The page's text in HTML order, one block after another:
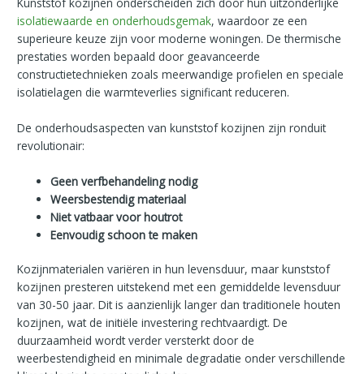
isolatiewaarde en onderhoudsgemak, waardoor ze een
superieure keuze zijn voor moderne woningen. De thermische
prestaties worden bepaald door geavanceerde
constructietechnieken zoals meerwandige profielen en speciale
isolatielagen die warmteverlies significant reduceren.
De onderhoudsaspecten van kunststof kozijnen zijn ronduit
revolutionair:
Geen verfbehandeling nodig
Weersbestendig materiaal
Niet vatbaar voor houtrot
Eenvoudig schoon te maken
Kozijnmaterialen variëren in hun levensduur, maar kunststof
kozijnen presteren uitstekend met een gemiddelde levensduur
van 30-50 jaar. Dit is aanzienlijk langer dan traditionele houten
kozijnen, wat de initiële investering rechtvaardigt. De
duurzaamheid wordt verder versterkt door de
weerbestendigheid en minimale degradatie onder verschillende